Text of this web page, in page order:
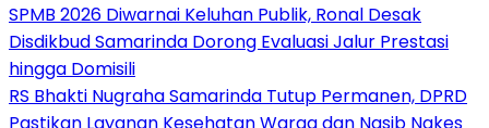
SPMB 2026 Diwarnai Keluhan Publik, Ronal Desak
Disdikbud Samarinda Dorong Evaluasi Jalur Prestasi
hingga Domisili
RS Bhakti Nugraha Samarinda Tutup Permanen, DPRD
Pastikan Layanan Kesehatan Warga dan Nasib Nakes